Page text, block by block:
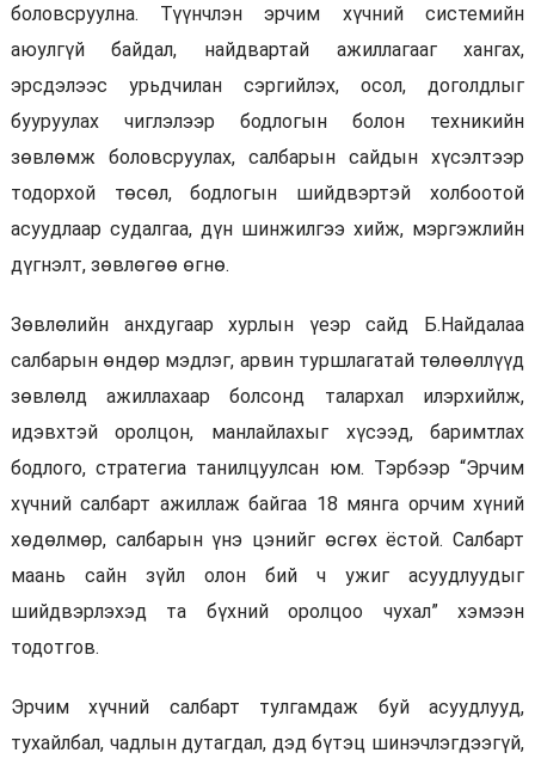
боловсруулна. Түүнчлэн эрчим хүчний системийн
аюулгүй байдал, найдвартай ажиллагааг хангах,
эрсдэлээс урьдчилан сэргийлэх, осол, доголдлыг
бууруулах чиглэлээр бодлогын болон техникийн
зөвлөмж боловсруулах, салбарын сайдын хүсэлтээр
тодорхой төсөл, бодлогын шийдвэртэй холбоотой
асуудлаар судалгаа, дүн шинжилгээ хийж, мэргэжлийн
дүгнэлт, зөвлөгөө өгнө.
Зөвлөлийн анхдугаар хурлын үеэр сайд Б.Найдалаа
салбарын өндөр мэдлэг, арвин туршлагатай төлөөллүүд
зөвлөлд ажиллахаар болсонд талархал илэрхийлж,
идэвхтэй оролцон, манлайлахыг хүсээд, баримтлах
бодлого, стратегиа танилцуулсан юм. Тэрбээр “Эрчим
хүчний салбарт ажиллаж байгаа 18 мянга орчим хүний
хөдөлмөр, салбарын үнэ цэнийг өсгөх ёстой. Салбарт
маань сайн зүйл олон бий ч ужиг асуудлуудыг
шийдвэрлэхэд та бүхний оролцоо чухал” хэмээн
тодотгов.
Эрчим хүчний салбарт тулгамдаж буй асуудлууд,
тухайлбал, чадлын дутагдал, дэд бүтэц шинэчлэгдээгүй,